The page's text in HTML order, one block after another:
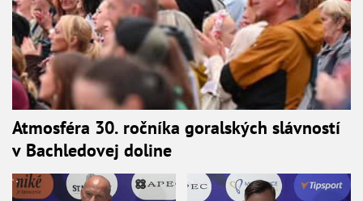
Atmosféra 30. ročníka goralských slávností
v Bachledovej doline